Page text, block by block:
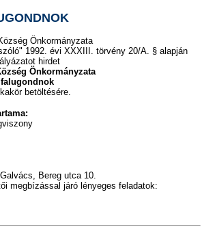
Önkormányzata
1992. évi XXXIII. törvény 20/A. § alapján
hirdet
Önkormányzata
falugondnok
betöltésére.
Bereg utca 10.
megbízással járó lényeges feladatok: